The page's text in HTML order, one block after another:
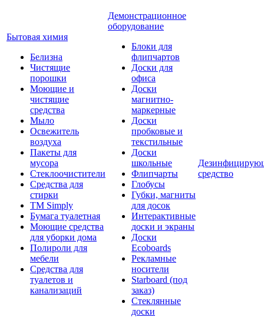
Бытовая химия
Белизна
Чистящие
порошки
Моющие и
чистящие
средства
Мыло
Освежитель
воздуха
Пакеты для
мусора
Стеклоочистители
Средства для
стирки
TM Simply
Бумага туалетная
Моющие средства
для уборки дома
Полироли для
мебели
Средства для
туалетов и
канализаций
Демонстрационное
оборудование
Блоки для
флипчартов
Доски для
офиса
Доски
магнитно-
маркерные
Доски
пробковые и
текстильные
Доски
школьные
Флипчарты
Глобусы
Губки, магниты
для досок
Интерактивные
доски и экраны
Доски
Ecoboards
Рекламные
носители
Starboard (под
заказ)
Стеклянные
доски
средство